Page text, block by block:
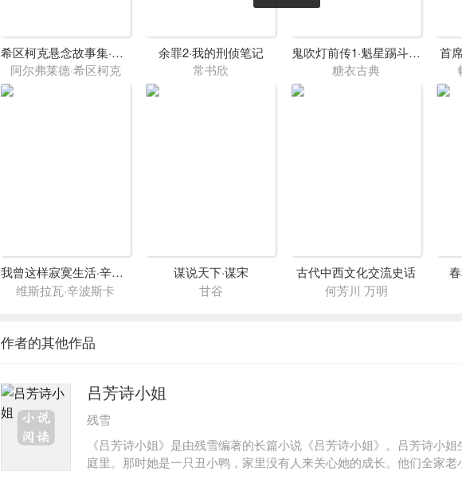
希区柯克悬念故事集·死亡面孔
阿尔弗莱德·希区柯克
余罪2·我的刑侦笔记
常书欣
鬼吹灯前传1·魁星踢斗之夜帝王陵
糖衣古典
首
我曾这样寂寞生活·辛波斯卡诗选2
维斯拉瓦·辛波斯卡
谋说天下·谋宋
甘谷
古代中西文化交流史话
何芳川 万明
作者的其他作品
吕芳诗小姐
残雪
《吕芳诗小姐》是由残雪编著的长篇小说《吕芳诗小姐》。吕芳诗小
庭里。那时她是一只丑小鸭，家里没有人来关心她的成长。他们全家